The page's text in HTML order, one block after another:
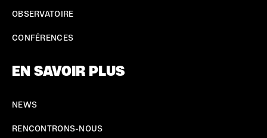
OBSERVATOIRE
CONFÉRENCES
EN SAVOIR PLUS
NEWS
RENCONTRONS-NOUS